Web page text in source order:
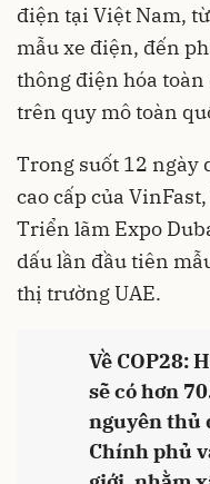
điện tại Việt Nam,
mẫu xe điện, đến
thông điện hóa toàn
trên quy mô toàn
Trong suốt 12 ngày
cao cấp của
Triển lãm Expo
dấu lần đầu tiên
thị trường UAE.
Về COP28:
sẽ có hơn
nguyên thủ
Chính phủ